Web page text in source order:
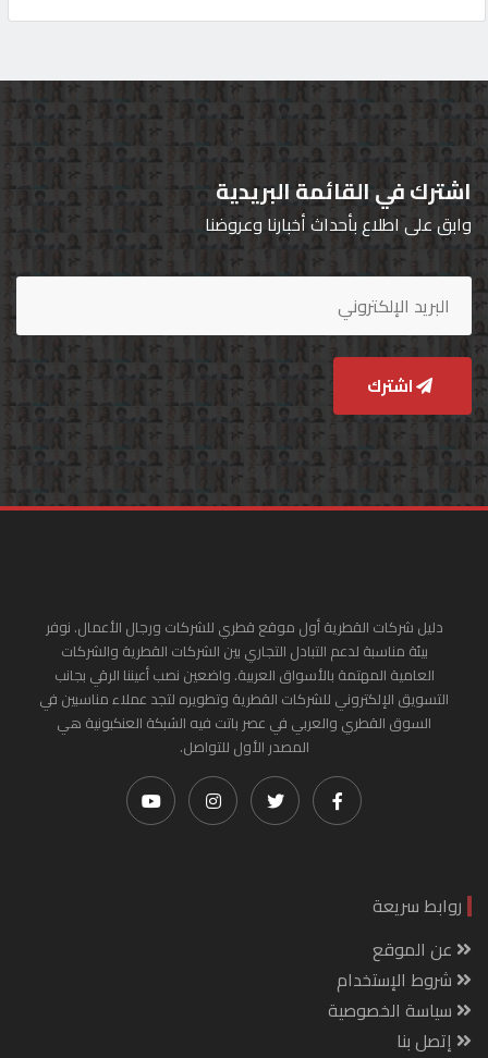
اشترك في القائمة البريدية
وابق على اطلاع بأحداث أخبارنا وعروضنا
اشترك
دليل شركات القطرية أول موقع قطري للشركات ورجال الأعمال. نوفر
بيئة مناسبة لدعم التبادل التجاري بين الشركات القطرية والشركات
العامية المهتمة بالأسواق العربية. واضعين نصب أعيننا الرقي بجانب
التسويق الإلكتروني للشركات القطرية وتطويره لتجد عملاء مناسبين في
السوق القطري والعربي في عصر باتت فيه الشبكة العنكبونية هي
المصدر الأول للتواصل.
روابط سريعة
عن الموقع
شروط الإستخدام
سياسة الخصوصية
إتصل بنا